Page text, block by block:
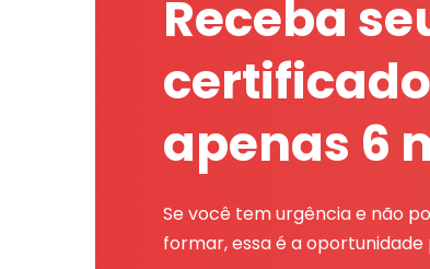
Receba
apenas 6
Se você tem urgência e não
formar, essa é a oportunidade